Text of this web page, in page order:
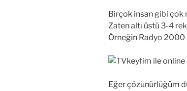
Birçok insan gibi çok
Zaten altı üstü 3-4
Örneğin Radyo 2000
Eğer çözünürlüğüm